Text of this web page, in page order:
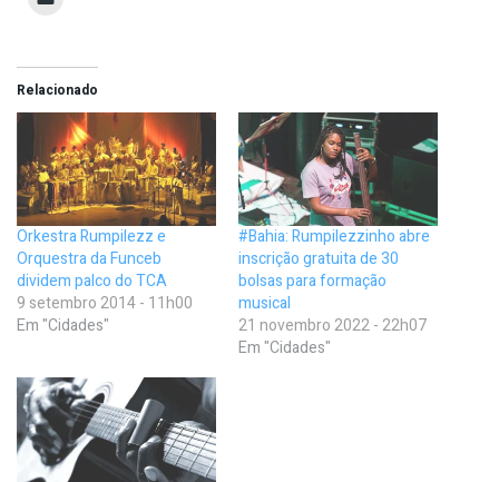
Relacionado
Orkestra Rumpilezz e
Orquestra da Funceb
dividem palco do TCA
9 setembro 2014 - 11h00
Em "Cidades"
#Bahia: Rumpilezzinho abre
inscrição gratuita de 30
bolsas para formação
musical
21 novembro 2022 - 22h07
Em "Cidades"